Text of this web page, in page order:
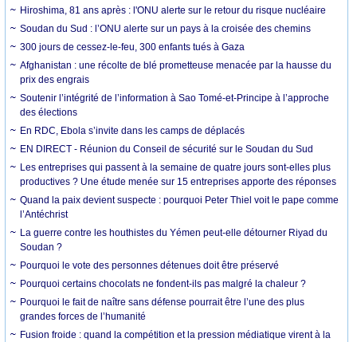
Hiroshima, 81 ans après : l'ONU alerte sur le retour du risque nucléaire
Soudan du Sud : l’ONU alerte sur un pays à la croisée des chemins
300 jours de cessez-le-feu, 300 enfants tués à Gaza
Afghanistan : une récolte de blé prometteuse menacée par la hausse du
prix des engrais
Soutenir l’intégrité de l’information à Sao Tomé-et-Principe à l’approche
des élections
En RDC, Ebola s’invite dans les camps de déplacés
EN DIRECT - Réunion du Conseil de sécurité sur le Soudan du Sud
Les entreprises qui passent à la semaine de quatre jours sont-elles plus
productives ? Une étude menée sur 15 entreprises apporte des réponses
Quand la paix devient suspecte : pourquoi Peter Thiel voit le pape comme
l’Antéchrist
La guerre contre les houthistes du Yémen peut-elle détourner Riyad du
Soudan ?
Pourquoi le vote des personnes détenues doit être préservé
Pourquoi certains chocolats ne fondent-ils pas malgré la chaleur ?
Pourquoi le fait de naître sans défense pourrait être l’une des plus
grandes forces de l’humanité
Fusion froide : quand la compétition et la pression médiatique virent à la